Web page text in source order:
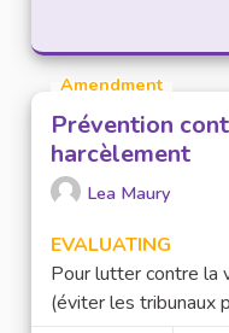
Amendment
Prévention
harcèlement
Lea Maury
EVALUATING
Pour lutter contre la
(éviter les tribunaux